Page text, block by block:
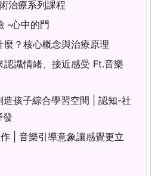
治療系列課程
-心中的門
麼？核心概念與治療原理
認識情緒、接近感受 Ft.音樂
孩子綜合學習空間 | 認知-社
發
| 音樂引導意象讓感覺更立